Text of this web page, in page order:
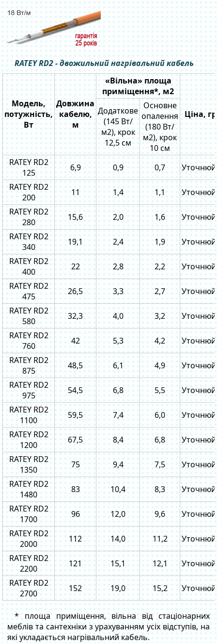
RATEY RD2 - двожильний нагрівальний кабель
Модель,
потужність,
Вт
Довжина
кабелю,
м
«Вільна» площа
приміщення*, м2
Ціна,
Додаткове
(145 Вт/
м2), крок
12,5 см
Основне
опалення
(180 Вт/
м2), крок
10 см
RATEY RD2
125
6,9 0,9 0,7
RATEY RD2
200
11 1,4 1,1
RATEY RD2
280
15,6 2,0 1,6
RATEY RD2
340
19,1 2,4 1,9
RATEY RD2
400
22 2,8 2,2
RATEY RD2
475
26,5 3,3 2,7
RATEY RD2
580
32,3 4,0 3,2
RATEY RD2
760
42 5,3 4,2
RATEY RD2
875
48,5 6,1 4,9
RATEY RD2
975
54,5 6,8 5,5
RATEY RD2
1100
59,5 7,4 6,0
RATEY RD2
1200
67,5 8,4 6,8
RATEY RD2
1350
75 9,4 7,5
RATEY RD2
1480
83 10,4 8,3
RATEY RD2
1700
96 12,0 9,6
RATEY RD2
2000
112 14,0 11,2
RATEY RD2
2200
121 15,1 12,1
RATEY RD2
2700
152 19,0 15,2
* площа приміщення, вільна від стаціонарних
меблів та сантехніки з урахуванням усіх відступів, на
які укладається нагрівальний кабель.